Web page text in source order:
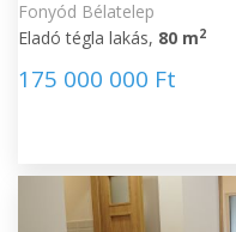
Fonyód Bélatelep
Eladó tégla lakás, 80 m2
175 000 000 Ft